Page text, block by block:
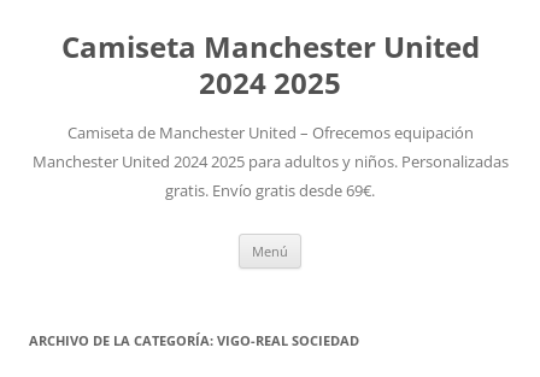
Camiseta Manchester United
2024 2025
Camiseta de Manchester United – Ofrecemos equipación
Manchester United 2024 2025 para adultos y niños. Personalizadas
gratis. Envío gratis desde 69€.
Menú
ARCHIVO DE LA CATEGORÍA: VIGO-REAL SOCIEDAD